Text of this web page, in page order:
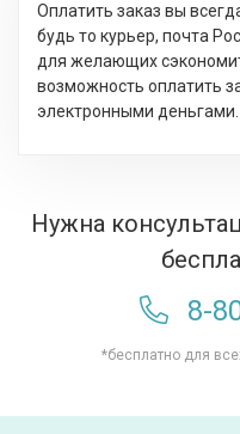
Оплатить заказ вы
будь то курьер, почта
для желающих
возможность оплатить
электронными деньгами.
Нужна
8-
*бесплатно для